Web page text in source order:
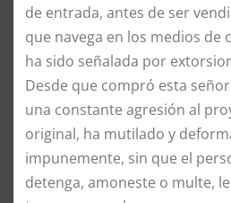
de entrada, antes de ser
que navega en los medios de
ha sido señalada por
Desde que compró esta
una constante agresión al
original, ha mutilado y
impunemente, sin que el
detenga, amoneste o multe,